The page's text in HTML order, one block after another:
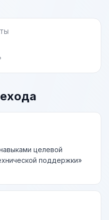
целевой
поддержки»